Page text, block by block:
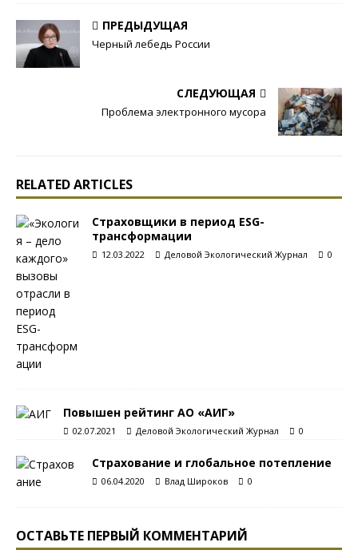
ПРЕДЫДУЩАЯ
Черный лебедь России
СЛЕДУЮЩАЯ
Проблема электронного мусора
RELATED ARTICLES
Страховщики в период ESG-
трансформации
12.03.2022 Деловой Экологический Журнал 0
Повышен рейтинг АО «АИГ»
02.07.2021 Деловой Экологический Журнал 0
Страхование и глобальное потепление
06.04.2020 Влад Широков 0
ОСТАВЬТЕ ПЕРВЫЙ КОММЕНТАРИЙ